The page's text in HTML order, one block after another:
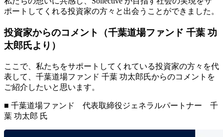
ポートしてくれる投資家の方々と出会うことができました。
投資家からのコメント（千葉道場ファンド 千葉 功
太郎氏より）
ここで、私たちをサポートしてくれている投資家の方々を代
表して、千葉道場ファンド 千葉 功太郎氏からのコメントを
ご紹介したいと思います。
■ 千葉道場ファンド 代表取締役ジェネラルパートナー 千
葉 功太郎 氏